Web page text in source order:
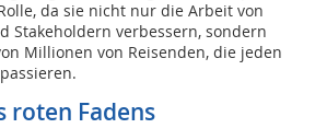
da sie nicht nur die Arbeit von
Stakeholdern verbessern, sondern
Millionen von Reisenden, die jeden
roten Fadens